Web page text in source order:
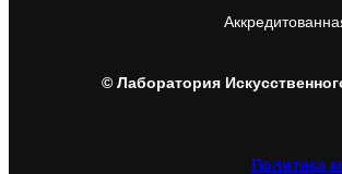
© Лаборатория
Политика